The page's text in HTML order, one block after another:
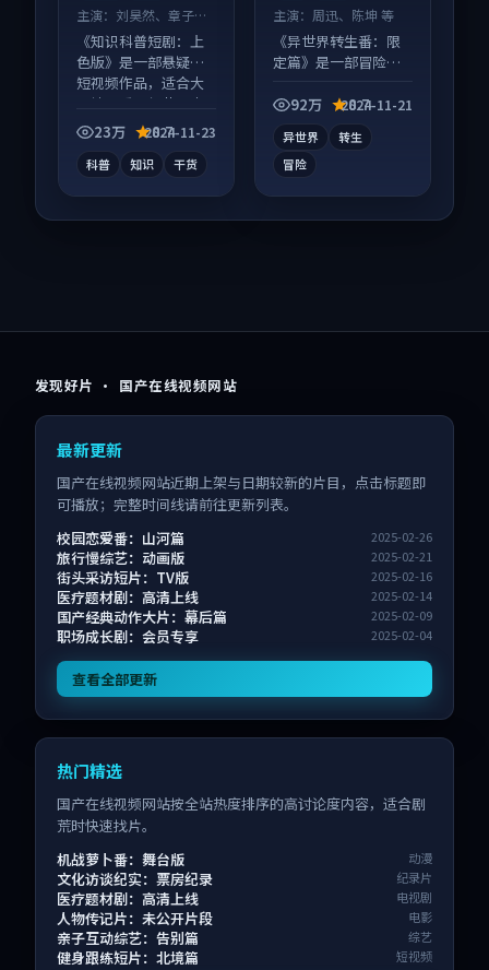
主演： 刘昊然、章子怡
等
《知识科普短剧：上
色版》是一部悬疑向
短视频作品，适合大
屏端观看，细节更丰
富。23万 8.7
2024-11-23
科普 知识 干货
主演： 周迅、陈坤 等
《异世界转生番：限
定篇》是一部冒险向
并行，细节值得二刷
92万 8.7
2024-11-21
异世界
转生
冒险
发现好片 · 国产在线视频网站
最新更新
国产在线视频网站近期上架与日期较新的片目，点击标题即
可播放；完整时间线请前往更新列表。
校园恋爱番：山河篇
2025-02-26
旅行慢综艺：动画版 2025-02-21
街头采访短片：TV版 2025-02-16
医疗题材剧：高清上线 2025-02-14
国产经典动作大片：幕后篇 2025-02-09
职场成长剧：会员专享 2025-02-04
查看全部更新
热门精选
国产在线视频网站按全站热度排序的高讨论度内容，适合剧
荒时快速找片。
机战萝卜番：舞台版
动漫
文化访谈纪实：票房纪录 纪录片
医疗题材剧：高清上线 电视剧
人物传记片：未公开片段 电影
亲子互动综艺：告别篇 综艺
健身跟练短片：北境篇 短视频